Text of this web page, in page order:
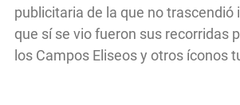
publicitaria de la que no trascendió
que sí se vio fueron sus recorridas
los Campos Eliseos y otros íconos